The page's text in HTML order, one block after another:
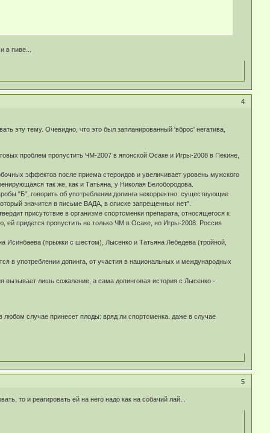
в пиве...
4
эту тему. Очевидно, что это был запланированный 'вброс' негатива,
проблем пропустить ЧМ-2007 в японской Осаке и Игры-2008 в Пекине,
эффектов после приема стероидов и увеличивает уровень мужского
так же, как и Татьяна, у Николая Белобородова.
"Б", говорить об употреблении допинга некорректно: существующие
значится в письме ВАДА, в списке запрещенных нет".
присутствие в организме спортсменки препарата, относящегося к
ей придется пропустить не только ЧМ в Осаке, но Игры-2008. Россия
Исинбаева (прыжки с шестом), Лысенко и Татьяна Лебедева (тройной,
в употреблении допинга, от участия в национальных и международных
вызывает лишь сожаление, а сама допинговая история с Лысенко -
случае принесет плоды: вряд ли спортсменка, даже в случае
5
то и реагировать ей на него надо как на собачий лай...